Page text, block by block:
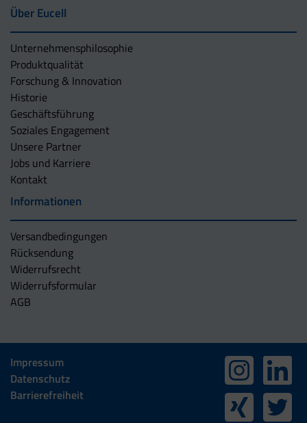
Über Eucell
Unternehmens­philosophie
Produktqualität
Forschung & Innovation
Historie
Geschäftsführung
Soziales Engagement
Unsere Partner
Jobs und Karriere
Kontakt
Informationen
Versandbedingungen
Rücksendung
Widerrufsrecht
Widerrufsformular
AGB
Impressum
Datenschutz
Barrierefreiheit